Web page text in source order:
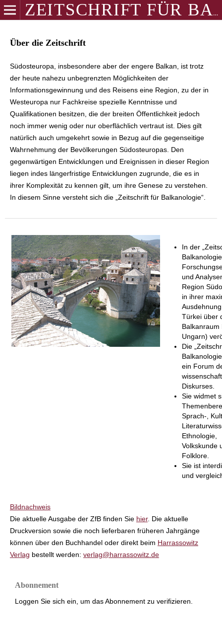
ZEITSCHRIFT FÜR BALKANOLOGIE
Über die Zeitschrift
Südosteuropa, insbesondere aber der engere Balkan, ist trotz
der heute nahezu unbegrenzten Möglichkeiten der
Informationsgewinnung und des Reisens eine Region, zu der in
Westeuropa nur Fachkreise spezielle Kenntnisse und
Qualifikationen besitzen, die der breiten Öffentlichkeit jedoch
noch immer wenig oder nur oberflächlich vertraut ist. Dies gilt
natürlich auch umgekehrt sowie in Bezug auf die gegenseitige
Wahrnehmung der Bevölkerungen Südosteuropas. Den
gegenwärtigen Entwicklungen und Ereignissen in dieser Region
liegen indes längerfristige Entwicklungen zugrunde, die es in
ihrer Komplexität zu kennen gilt, um ihre Genese zu verstehen.
In diesem Sinne versteht sich die „Zeitschrift für Balkanologie“.
In der
und
Region
in ihrer
Türkei über
Balkanraum
Ungarn)
Die
ein Forum
Diskurses.
Sie widmet
Sprach-,
Ethnologie,
Volkskunde
Folklore.
Sie ist
und
Bildnachweis
Die aktuelle Ausgabe der ZfB finden Sie hier. Die aktuelle
Druckversion sowie die noch lieferbaren früheren Jahrgänge
können über den Buchhandel oder direkt beim Harrassowitz
Verlag bestellt werden: verlag@harrassowitz.de
Abonnement
Loggen Sie sich ein, um das Abonnement zu verifizieren.